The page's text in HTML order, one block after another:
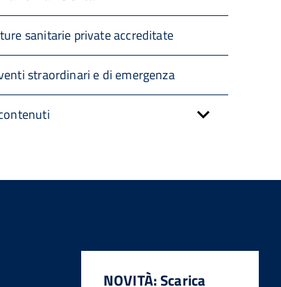
sanitarie private accreditate
straordinari e di emergenza
NOVITÀ: Scarica